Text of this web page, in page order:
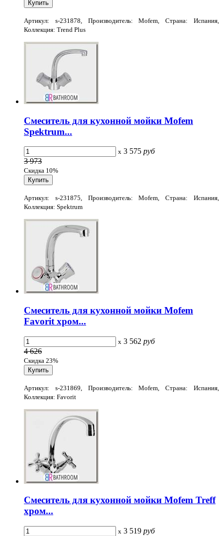
Артикул: s-231878, Производитель: Mofem, Страна: Испания,
Коллекция: Trend Plus
Смеситель для кухонной мойки Mofem
Spektrum...
x 3 575 руб
3 973
Скидка 10%
Артикул: s-231875, Производитель: Mofem, Страна: Испания,
Коллекция: Spektrum
Смеситель для кухонной мойки Mofem
Favorit хром...
x 3 562 руб
4 626
Скидка 23%
Артикул: s-231869, Производитель: Mofem, Страна: Испания,
Коллекция: Favorit
Смеситель для кухонной мойки Mofem Treff
хром...
x 3 519 руб